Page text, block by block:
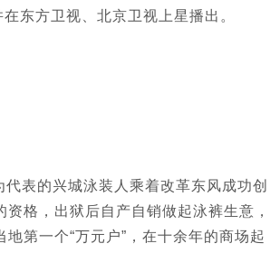
东方卫视、北京卫视上星播出。
表的兴城泳装人乘着改革东风成功创
格，出狱后自产自销做起泳裤生意，
第一个“万元户”，在十余年的商场起